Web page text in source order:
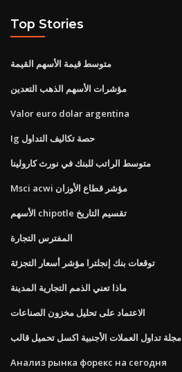
Top Stories
متوسط ​​قيمة الأسهم القيمة
مؤشرات الأسهم الذهب التعدين
Valor euro dolar argentina
Ig حصة تكاليف التداول
متوسط ​​الراتب للبنك في نورث كارولينا
Msci acwi مؤشر قطاع الأوزان
الأسهم chipotle تقسيم التاريخ
المفترس التجارة
توقعات بنك إنجلترا مؤشر أسعار التجزئة
ماذا تعني الذمم التجارية المدينة
الاعتماد على تحليل مخزون الصناعات
مجلة تداول العملات الأجنبية اكسل تحميل قالب
Анализ рынка форекс на сегодня